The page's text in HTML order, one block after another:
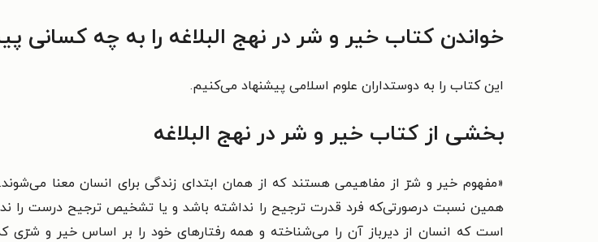
خواندن کتاب خیر و شر در نهج البلاغه را به چه کسانی
این کتاب را به دوستداران علوم اسلامی پیشنهاد می‌کنیم.
بخشی از کتاب خیر و شر در نهج البلاغه
«مفهوم خیر و شرّ از مفاهیمی هستند که از همان ابتدای زندگی برای انسان معنا
همین نسبت درصورتی‌که فرد قدرت ترجیح را نداشته باشد و یا تشخیص ترجیح درست را
است که انسان از دیرباز آن را می‌شناخته و همه رفتارهای خود را بر اساس خیر و